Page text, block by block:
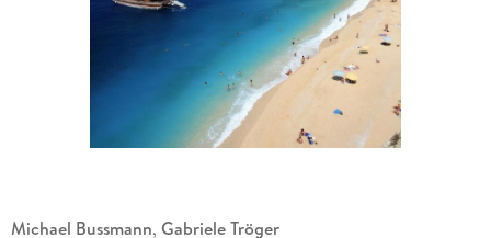
Michael Bussmann, Gabriele Tröger